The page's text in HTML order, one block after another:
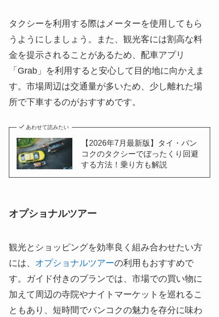
タクシーを利用する際はメーターを使用してもら
うようにしましょう。また、観光客には割高な料
金を提示されることがあるため、配車アプリ
「Grab」を利用すると安心して目的地に向かえま
す。市場周辺は交通量が多いため、少し離れた場
所で下車するのがおすすめです。
あわせて読みたい
【2026年7月最新版】タイ・バン
コクのタクシーでぼったくり回避
する方法！乗り方も解説
オプショナルツアー
観光とショッピングを効率良く組み合わせたい方
には、 オプショナルツアーの利用もおすすめで
す。ガイド付きのプランでは、市場での買い物に
加えて周辺の寺院やナイトマーケットを巡れるこ
ともあり、短時間でバンコクの魅力を存分に味わ